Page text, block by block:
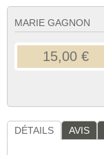
MARIE GAGNON
15,00 €
DÉTAILS AVIS